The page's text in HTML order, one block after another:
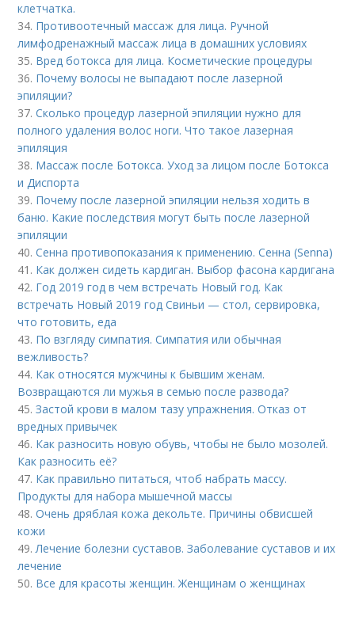
клетчатка.
34. Противоотечный массаж для лица. Ручной
лимфодренажный массаж лица в домашних условиях
35. Вред ботокса для лица. Косметические процедуры
36. Почему волосы не выпадают после лазерной
эпиляции?
37.Сколько процедур лазерной эпиляции нужно для
полного удаления волос ноги. Что такое лазерная
эпиляция
38. Массаж после Ботокса. Уход за лицом после Ботокса
и Диспорта
39. Почему после лазерной эпиляции нельзя ходить в
баню. Какие последствия могут быть после лазерной
эпиляции
40.Сенна противопоказания к применению. Сенна (Senna)
41. Как должен сидеть кардиган. Выбор фасона кардигана
42. Год 2019 год в чем встречать Новый год. Как
встречать Новый 2019 год Свиньи — стол, сервировка,
что готовить, еда
43. По взгляду симпатия. Симпатия или обычная
вежливость?
44. Как относятся мужчины к бывшим женам.
Возвращаются ли мужья в семью после развода?
45.Застой крови в малом тазу упражнения. Отказ от
вредных привычек
46. Как разносить новую обувь, чтобы не было мозолей.
Как разносить её?
47. Как правильно питаться, чтоб набрать массу.
Продукты для набора мышечной массы
48.Очень дряблая кожа декольте. Причины обвисшей
кожи
49.Лечение болезни суставов. Заболевание суставов и их
лечение
50. Все для красоты женщин. Женщинам о женщинах